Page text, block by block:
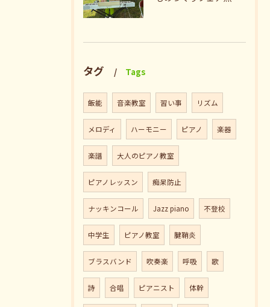
タグ Tags
飯能 音楽教室 習い事 リズム
メロディ ハーモニー ピアノ 楽器
楽譜 大人のピアノ教室
ピアノレッスン 痴呆防止
ナッキンコール Jazz piano 不登校
中学生 ピアノ教室 腱鞘炎
ブラスバンド 吹奏楽 呼吸 歌
詩 合唱 ピアニスト 体幹